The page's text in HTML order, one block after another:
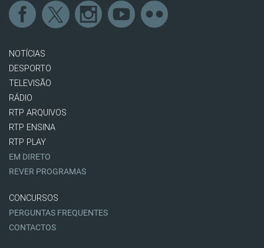
NOTÍCIAS
DESPORTO
TELEVISÃO
RÁDIO
RTP ARQUIVOS
RTP ENSINA
RTP PLAY
EM DIRETO
REVER PROGRAMAS
CONCURSOS
PERGUNTAS FREQUENTES
CONTACTOS